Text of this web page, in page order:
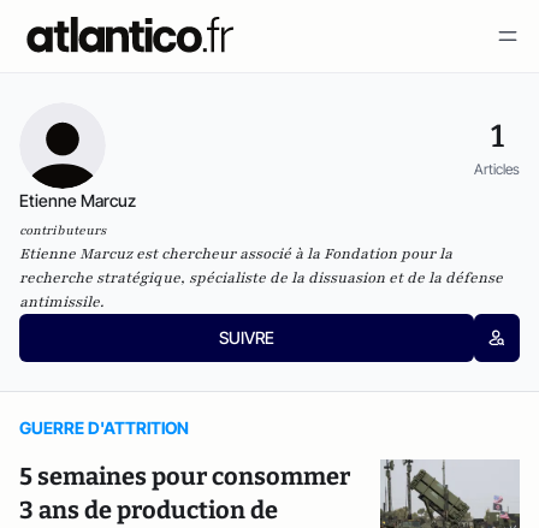
1
Articles
Etienne Marcuz
contributeurs
Etienne Marcuz est chercheur associé à la Fondation pour la
recherche stratégique, spécialiste de la dissuasion et de la défense
antimissile.
SUIVRE
GUERRE D'ATTRITION
5 semaines pour consommer
3 ans de production de